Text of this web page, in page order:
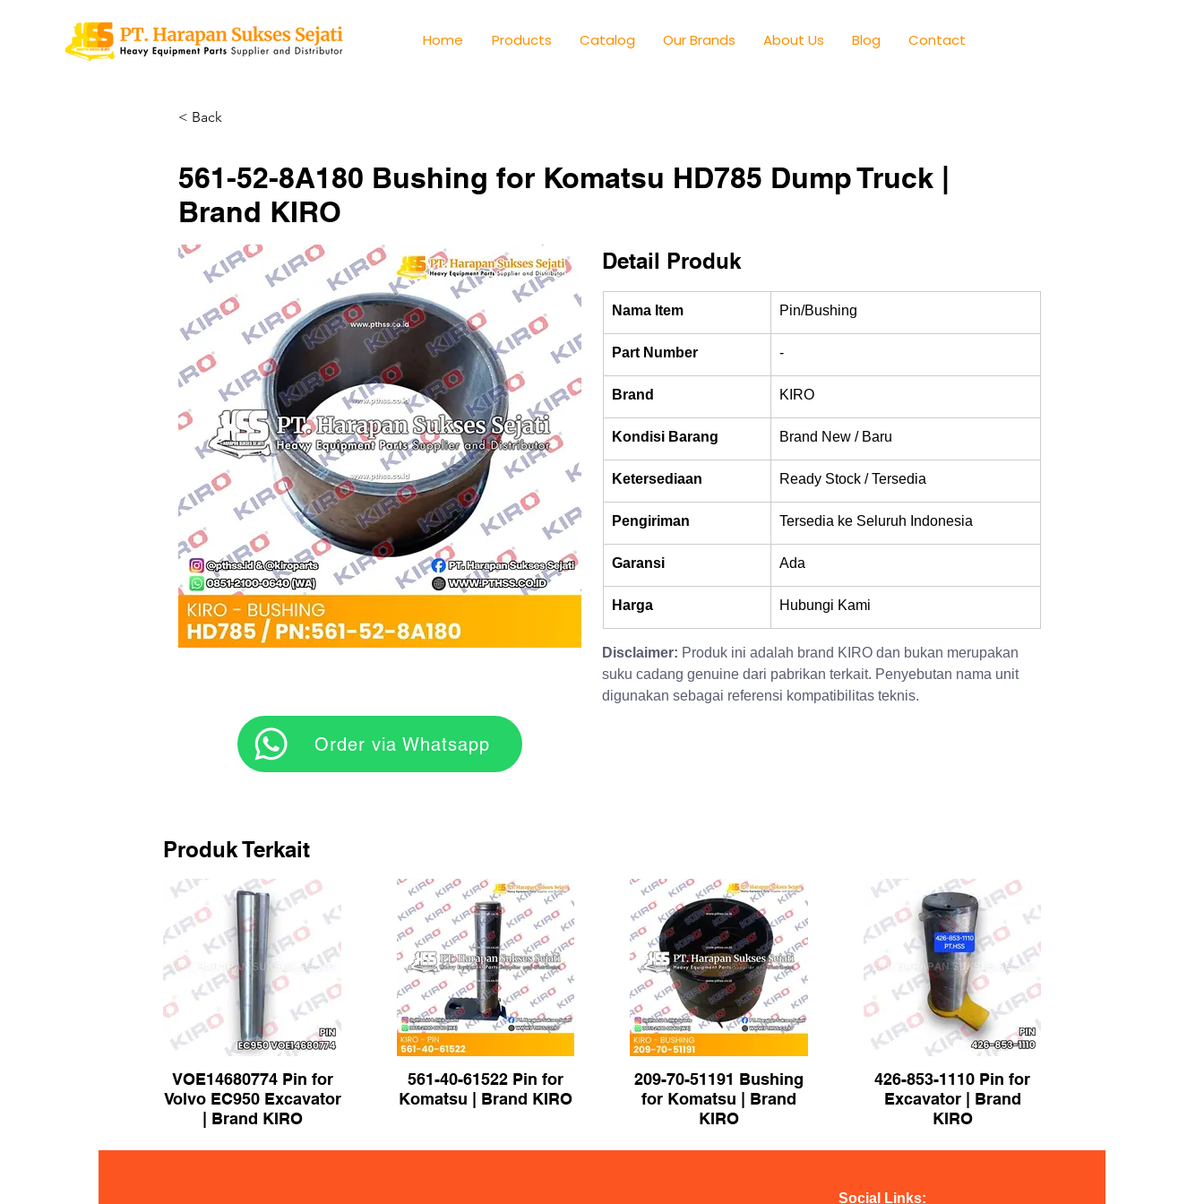
Home Products Catalog Our Brands About Us Blog Contact
< Back
561-52-8A180 Bushing for Komatsu HD785 Dump Truck |
Brand KIRO
Detail Produk
Nama Item Pin/Bushing
Part Number -
Brand KIRO
Kondisi Barang Brand New / Baru
Ketersediaan Ready Stock / Tersedia
Pengiriman Tersedia ke Seluruh Indonesia
Garansi Ada
Harga Hubungi Kami
Disclaimer: Produk ini adalah brand KIRO dan bukan merupakan
suku cadang genuine dari pabrikan terkait. Penyebutan nama unit
digunakan sebagai referensi kompatibilitas teknis.
‎ ‎ ‎‎‎ ‎ ‎ ‎ ‎ Order via Whatsapp
Produk Terkait
VOE14680774 Pin for
Volvo EC950 Excavator
| Brand KIRO
561-40-61522 Pin for
Komatsu | Brand KIRO
209-70-51191 Bushing
for Komatsu | Brand
KIRO
426-853-1110 Pin for
Excavator | Brand
KIRO
Social Links: